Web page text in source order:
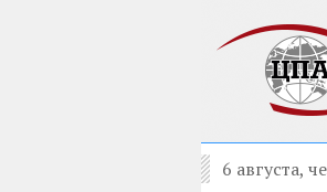
6 августа,